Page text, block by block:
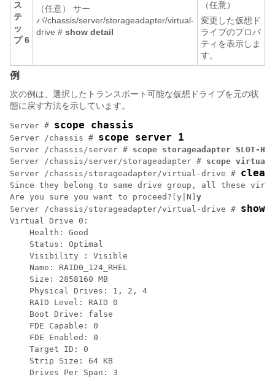
ス
テ
ッ
プ 6
（任意） サー
バ/chassis/server/storageadapter/virtual-
drive # show detail
（任意）
変更した仮想ド
ライブのプロパ
ティを表示しま
す。
例
次の例は、選択したトランスポート可能な仮想ドライブを元の状
態に戻す方法を示しています。
Server # scope chassis
Server /chassis # scope server 1
Server /chassis/server # scope storageadapter SLOT-HBA
Server /chassis/server/storageadapter # scope
Server /chassis/storageadapter/virtual-drive #
Since they belong to same drive group, all these
Are you sure you want to proceed?[y|N] y
Server /chassis/storageadapter/virtual-drive # show
Virtual Drive 0:
    Health: Good
    Status: Optimal
    Visibility : Visible
    Name: RAID0_124_RHEL
    Size: 2858160 MB
    Physical Drives: 1, 2, 4
    RAID Level: RAID 0
    Boot Drive: false
    FDE Capable: 0
    FDE Enabled: 0
    Target ID: 0
    Strip Size: 64 KB
    Drives Per Span: 3